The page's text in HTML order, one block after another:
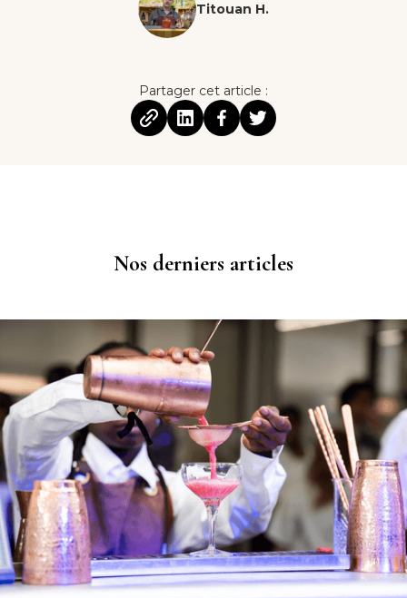
Titouan H.
Partager cet article :
Nos derniers articles